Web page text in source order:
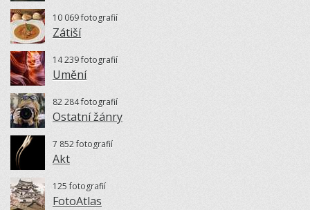
10 069 fotografií
Zátiší
14 239 fotografií
Umění
82 284 fotografií
Ostatní žánry
7 852 fotografií
Akt
125 fotografií
FotoAtlas